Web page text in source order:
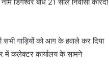
गाड़ियों को आग के हवाले कर दिया
में कलेक्टर कार्यालय के सामने